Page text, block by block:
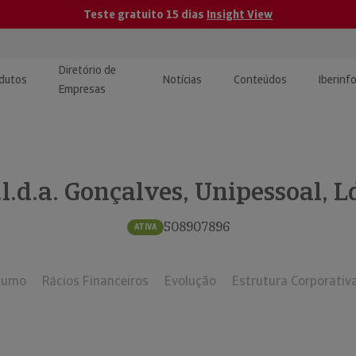
Teste gratuito 15 dias Insight View
e Monitorização de
Diretório de
Empresas
Notícias Conteúdos
| Estudos e
Gonçalves, Unipessoal,
ATIVA 508907896
Rácios Financeiros Evolução Estrutura Corporativa